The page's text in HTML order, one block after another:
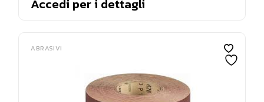
Accedi per i dettagli
ABRASIVI